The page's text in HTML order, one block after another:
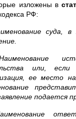
изложены в
РФ:
суда, в
или, если
ее место
подается